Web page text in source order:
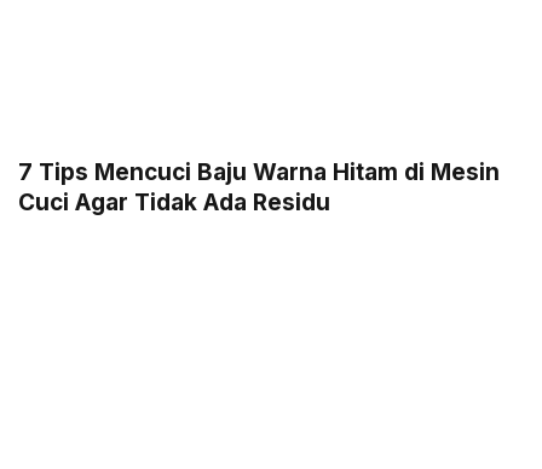
7 Tips Mencuci Baju Warna Hitam di Mesin
Cuci Agar Tidak Ada Residu